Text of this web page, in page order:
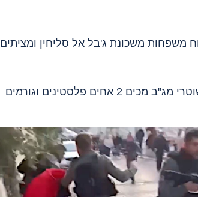
בכוח משפחות משכונת ג'בל אל סליחין ומציתים
(שער האריות) - שוטרי מג"ב מכים 2 אחים פלסטינים וגורמים